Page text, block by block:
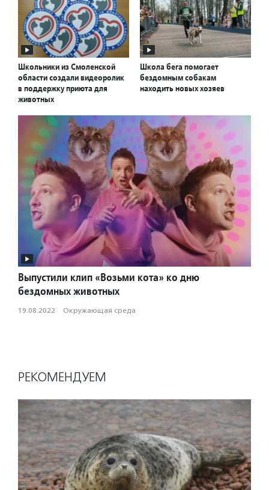
Школьники из Смоленской
области создали видеоролик
в поддержку приюта для
животных
Школа бега помогает
бездомным собакам
находить новых хозяев
Выпустили клип «Возьми кота» ко дню
бездомных животных
19.08.2022 · Окружающая среда
РЕКОМЕНДУЕМ